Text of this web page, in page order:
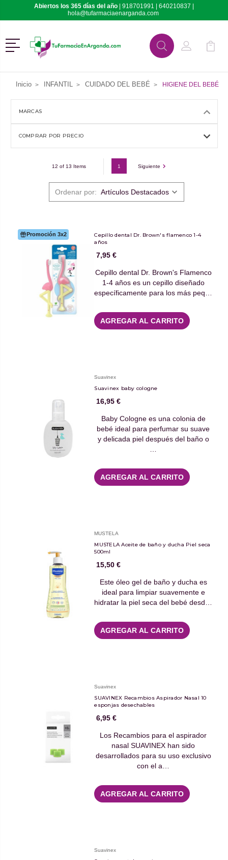
Abiertos los 365 días del año | 918701991 | 640210837 |
hola@tufarmaciaenarganda.com
Menú
BuscarMi Cuenta
Mi
Inicio INFANTIL CUIDADO DEL BEBÉ HIGIENE DEL BEBÉ
MARCAS
COMPRAR POR PRECIO
12 of 13 Items 1 Siguiente
Ordenar por:
Promoción 3x2
Cepillo dental Dr. Brown's flamenco 1-4
años
7,95 €
Cepillo dental Dr. Brown's Flamenco
1-4 años es un cepillo diseñado
específicamente para los más peq…
AGREGAR AL CARRITO
Suavinex
Suavinex baby cologne
16,95 €
Baby Cologne es una colonia de
bebé ideal para perfumar su suave
y delicada piel después del baño o
AGREGAR AL CARRITO
MUSTELA
MUSTELA Aceite de baño y ducha Piel seca
500ml
15,50 €
Este óleo gel de baño y ducha es
ideal para limpiar suavemente e
hidratar la piel seca del bebé desd…
AGREGAR AL CARRITO
Suavinex
SUAVINEX Recambios Aspirador Nasal 10
esponjas desechables
6,95 €
Los Recambios para el aspirador
nasal SUAVINEX han sido
desarrollados para su uso exclusivo
con el a…
AGREGAR AL CARRITO
Suavinex